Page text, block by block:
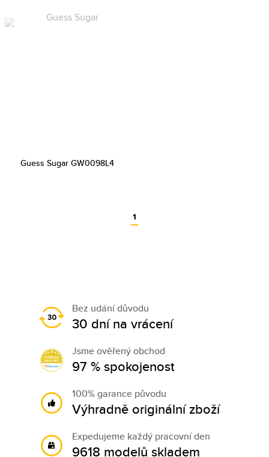
Guess Sugar GW0098L4
1
Bez udání důvodu
30 dní na vrácení
Jsme ověřený obchod
97 % spokojenost
100% garance původu
Výhradně originální zboží
Expedujeme každý pracovní den
9618 modelů skladem